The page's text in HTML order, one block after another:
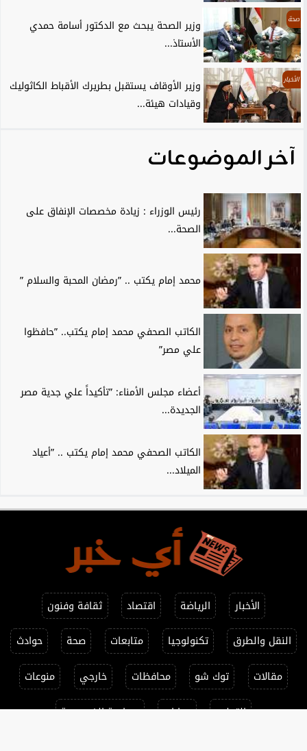
صحة
وزير الصحة يبحث مع الدكتور أسامة حمدي
الأستاذ...
الأخبار
وزير الأوقاف يستقبل بطريرك الأقباط الكاثوليك
وقيادات هيئة...
آخر الموضوعات
رئيس الوزراء : زيادة مخصصات الإنفاق على
الصحة...
محمد إمام يكتب .. ”رمضان المحبة والسلام ”
الكاتب الصحفي محمد إمام يكتب.. ”حافظوا
علي مصر”
أعضاء مجلس الأمناء: ”تأكيداً علي جدية مصر
الجديدة...
الكاتب الصحفي محمد إمام يكتب .. ”أعياد
الميلاد...
الأخبار الرياضة اقتصاد
ثقافة وفنون
النقل والطرق
تكنولوجيا متابعات صحة
حوادث
مقالات
توك شو محافظات خارجي
منوعات
التعليم
حوارات سياسة الخصوصية